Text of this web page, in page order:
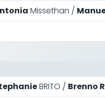
Missethan
BRITO Brenno